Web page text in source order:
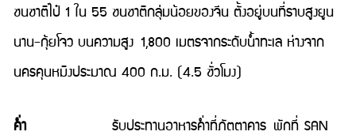
ชนชาติไป๋ 1 ใน 55 ชนชาติกลุ่มน้อยของจีน ตั้งอยู่บนที่ราบสูงยูน
นาน-กุ้ยโจว บนความสูง 1,800 เมตรจากระดับน้ำทะเล ห่างจาก
นครคุนหมิงประมาณ 400 ก.ม. (4.5 ชั่วโมง)
ค่ำรับประทานอาหารค่ำที่ภัตตาคาร พักที่ SAN